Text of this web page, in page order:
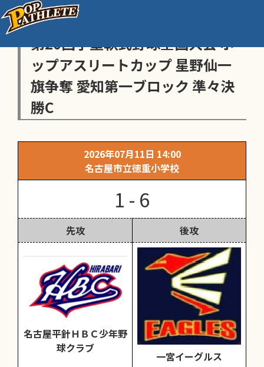
センス・トラストトーナメント
第20回学童軟式野球全国大会 ポ
ップアスリートカップ 星野仙一
旗争奪 愛知第一ブロック 準々決
勝C
2026年07月11日 14:00
名古屋市立徳重小学校
1 - 6
先攻 後攻
名古屋平針ＨＢＣ少年野
球クラブ
一宮イーグルス